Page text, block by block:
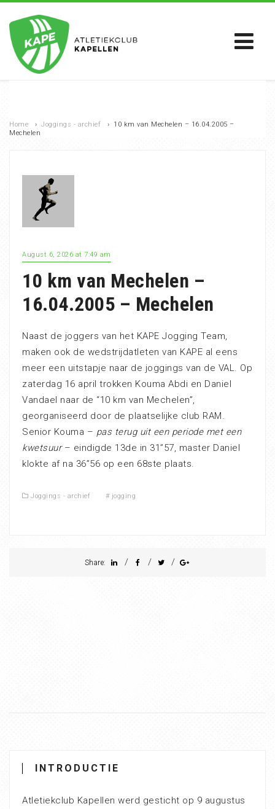
Home › Joggings - archief › 10 km van Mechelen – 16.04.2005 –
Mechelen
August 6, 2026 at 7:49 am
10 km van Mechelen –
16.04.2005 – Mechelen
Naast de joggers van het KAPE Jogging Team,
maken ook de wedstrijdatleten van KAPE al eens
meer een uitstapje naar de joggings van de VAL. Op
zaterdag 16 april trokken Kouma Abdi en Daniel
Vandael naar de “10 km van Mechelen”,
georganiseerd door de plaatselijke club RAM.
Senior Kouma – pas terug uit een periode met een
kwetsuur– eindigde 13de in 31”57, master Daniel
klokte af na 36”56 op een 68ste plaats.
Joggings - archief # jogging
Share: / / /
INTRODUCTIE
Atletiekclub Kapellen werd gesticht op 9 augustus